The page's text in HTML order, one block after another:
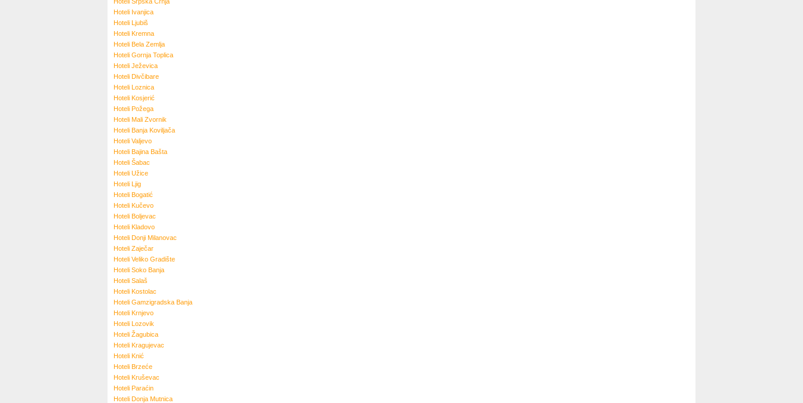
Hoteli Ivanjica
Hoteli Ljubiš
Hoteli Kremna
Hoteli Bela Zemlja
Hoteli Gornja Toplica
Hoteli Ježevica
Hoteli Divčibare
Hoteli Loznica
Hoteli Kosjerić
Hoteli Požega
Hoteli Mali Zvornik
Hoteli Banja Koviljača
Hoteli Valjevo
Hoteli Bajina Bašta
Hoteli Šabac
Hoteli Užice
Hoteli Ljig
Hoteli Bogatić
Hoteli Kučevo
Hoteli Boljevac
Hoteli Kladovo
Hoteli Donji Milanovac
Hoteli Zaječar
Hoteli Veliko Gradište
Hoteli Soko Banja
Hoteli Salaš
Hoteli Kostolac
Hoteli Gamzigradska Banja
Hoteli Krnjevo
Hoteli Lozovik
Hoteli Žagubica
Hoteli Kragujevac
Hoteli Knić
Hoteli Brzeće
Hoteli Kruševac
Hoteli Paraćin
Hoteli Donja Mutnica